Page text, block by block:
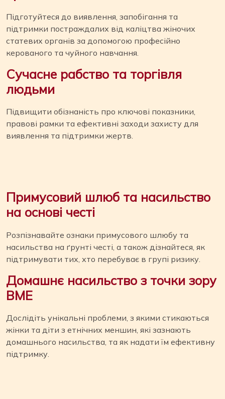
Підготуйтеся до виявлення, запобігання та
підтримки постраждалих від каліцтва жіночих
статевих органів за допомогою професійно
керованого та чуйного навчання.
Сучасне рабство та торгівля
людьми
Підвищити обізнаність про ключові показники,
правові рамки та ефективні заходи захисту для
виявлення та підтримки жертв.
Примусовий шлюб та насильство
на основі честі
Розпізнавайте ознаки примусового шлюбу та
насильства на ґрунті честі, а також дізнайтеся, як
підтримувати тих, хто перебуває в групі ризику.
Домашнє насильство з точки зору
BME
Дослідіть унікальні проблеми, з якими стикаються
жінки та діти з етнічних меншин, які зазнають
домашнього насильства, та як надати їм ефективну
підтримку.